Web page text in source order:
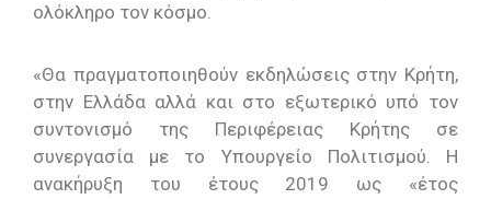
ολόκληρο τον κόσμο.
«Θα πραγματοποιηθούν εκδηλώσεις στην Κρήτη,
στην Ελλάδα αλλά και στο εξωτερικό υπό τον
συντονισμό της Περιφέρειας Κρήτης σε
συνεργασία με το Υπουργείο Πολιτισμού. Η
ανακήρυξη του έτους 2019 ως «έτος